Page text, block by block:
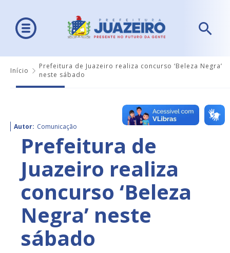
Início
Prefeitura de Juazeiro realiza concurso ‘Beleza Negra’
neste sábado
Autor: Comunicação
Prefeitura de
Juazeiro realiza
concurso ‘Beleza
Negra’ neste
sábado